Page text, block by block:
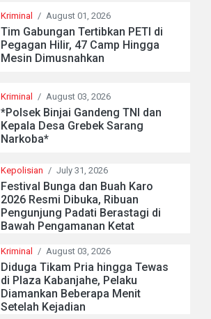
Kriminal / August 01, 2026
Tim Gabungan Tertibkan PETI di
Pegagan Hilir, 47 Camp Hingga
Mesin Dimusnahkan
Kriminal / August 03, 2026
*Polsek Binjai Gandeng TNI dan
Kepala Desa Grebek Sarang
Narkoba*
Kepolisian / July 31, 2026
Festival Bunga dan Buah Karo
2026 Resmi Dibuka, Ribuan
Pengunjung Padati Berastagi di
Bawah Pengamanan Ketat
Kriminal / August 03, 2026
Diduga Tikam Pria hingga Tewas
di Plaza Kabanjahe, Pelaku
Diamankan Beberapa Menit
Setelah Kejadian